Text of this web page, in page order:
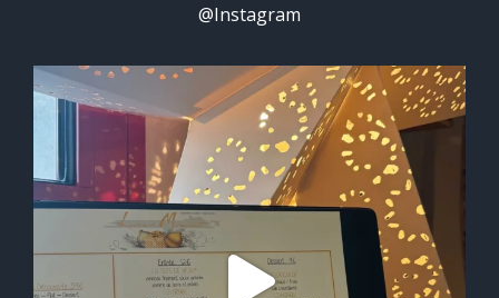
@Instagram